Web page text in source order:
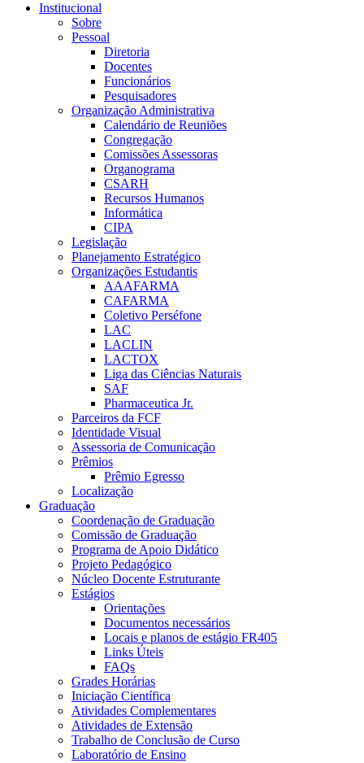
Institucional
Sobre
Pessoal
Diretoria
Docentes
Funcionários
Pesquisadores
Organização Administrativa
Calendário de Reuniões
Congregação
Comissões Assessoras
Organograma
CSARH
Recursos Humanos
Informática
CIPA
Legislação
Planejamento Estratégico
Organizações Estudantis
AAAFARMA
CAFARMA
Coletivo Perséfone
LAC
LACLIN
LACTOX
Liga das Ciências Naturais
SAF
Pharmaceutica Jr.
Parceiros da FCF
Identidade Visual
Assessoria de Comunicação
Prêmios
Prêmio Egresso
Localização
Graduação
Coordenação de Graduação
Comissão de Graduação
Programa de Apoio Didático
Projeto Pedagógico
Núcleo Docente Estruturante
Estágios
Orientações
Documentos necessários
Locais e planos de estágio FR405
Links Úteis
FAQs
Grades Horárias
Iniciação Científica
Atividades Complementares
Atividades de Extensão
Trabalho de Conclusão de Curso
Laboratório de Ensino